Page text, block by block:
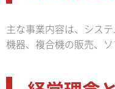
主な事業内容は、シス
機器、複合機の販売、ソ